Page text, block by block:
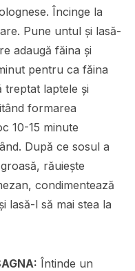
Încinge la
Pune untul și lasă-
adaugă făina și
pentru ca făina
treptat laptele și
formarea
10-15 minute
După ce sosul a
răuiește
condimentează
lasă-l să mai stea la
Întinde un